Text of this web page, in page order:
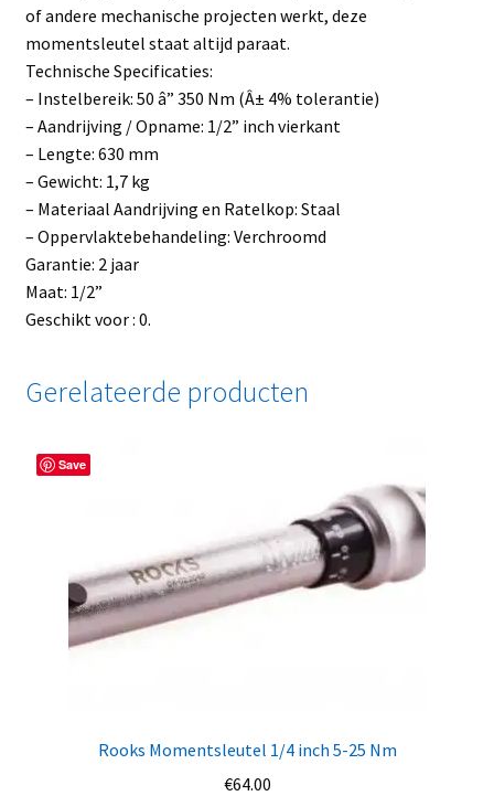
of andere mechanische projecten werkt, deze
momentsleutel staat altijd paraat.
Technische Specificaties:
– Instelbereik: 50 â” 350 Nm (Â± 4% tolerantie)
– Aandrijving / Opname: 1/2” inch vierkant
– Lengte: 630 mm
– Gewicht: 1,7 kg
– Materiaal Aandrijving en Ratelkop: Staal
– Oppervlaktebehandeling: Verchroomd
Garantie: 2 jaar
Maat: 1/2”
Geschikt voor : 0.
Gerelateerde producten
Save
Rooks Momentsleutel 1/4 inch 5-25 Nm
€64.00